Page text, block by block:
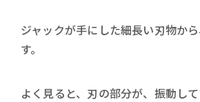
ジャックが手にした細長い刃物か
す。
よく見ると、刃の部分が、振動し